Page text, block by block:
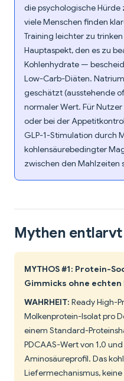
die psychologische
viele Menschen finden
Training leichter zu
Hauptaspekt, den es zu
Kohlenhydrate —
Low-Carb-Diäten.
geschätzt (ausstehende
normaler Wert. Für
oder bei der
GLP-1-Stimulation durch
kohlensäurebedingter
zwischen den Mahlzeiten
Mythen entlarvt
MYTHOS #1: Protein-
Gimmicks ohne
WAHRHEIT: Ready High-
Molkenprotein-Isolat pro
einem Standard-
PDCAAS-Wert von 1,0
Aminosäureprofil. Das
Liefermechanismus,